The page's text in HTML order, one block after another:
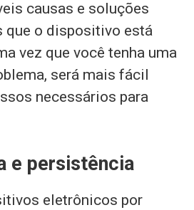
causas e soluções
que o dispositivo está
vez que você tenha uma
será mais fácil
necessários para
e persistência
eletrônicos por